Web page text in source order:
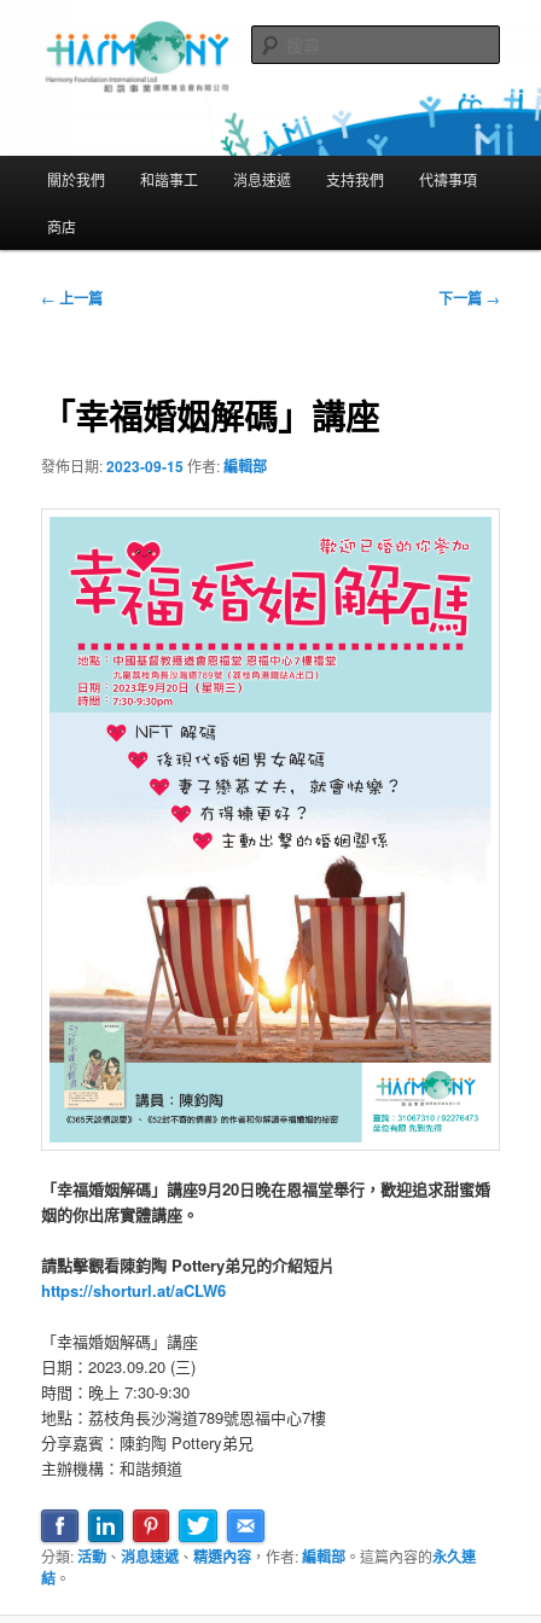
和諧事業國際基金會有限公司
Harmony Foundation International
Limited
尋
單
關於我們 和諧事工 消息速遞 支持我們 代禱事項
商店
文
← 上一篇 下一篇 →
「幸福婚姻解碼」講座
發佈日期:2023-09-15作者:編輯部
「幸福婚姻解碼」講座9月20日晚在恩福堂舉行，歡迎追求甜蜜婚
姻的你出席實體講座。
請點擊觀看陳鈞陶 Pottery弟兄的介紹短片
https://shorturl.at/aCLW6
「幸福婚姻解碼」講座
日期：2023.09.20 (三)
時間：晚上 7:30-9:30
地點：荔枝角長沙灣道789號恩福中心7樓
分享嘉賓：陳鈞陶 Pottery弟兄
主辦機構：和諧頻道
分類:活動 、消息速遞 、精選內容 ，作者:編輯部 。這篇內容的永久連
結 。